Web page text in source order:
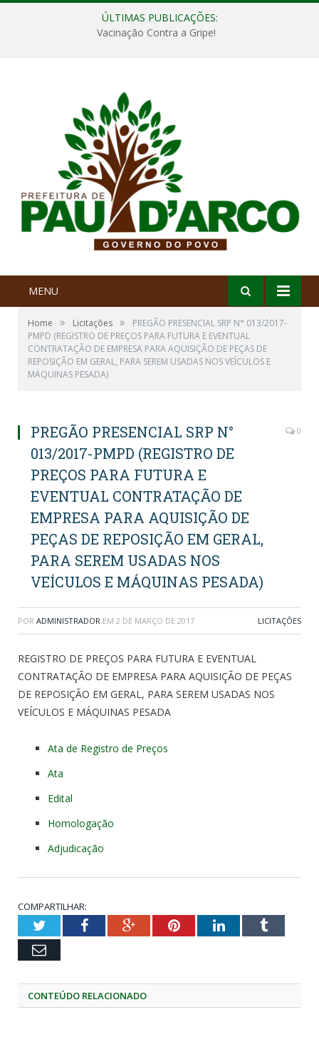
ÚLTIMAS PUBLICAÇÕES:
Vacinação Contra a Gripe!
MENU
Home » Licitações »
PREGÃO PRESENCIAL SRP N° 013/2017-
PMPD (REGISTRO DE PREÇOS PARA FUTURA E EVENTUAL
CONTRATAÇÃO DE EMPRESA PARA AQUISIÇÃO DE PEÇAS DE
REPOSIÇÃO EM GERAL, PARA SEREM USADAS NOS VEÍCULOS E
MÁQUINAS PESADA)
PREGÃO PRESENCIAL SRP N°
013/2017-PMPD (REGISTRO DE
PREÇOS PARA FUTURA E
EVENTUAL CONTRATAÇÃO DE
EMPRESA PARA AQUISIÇÃO DE
PEÇAS DE REPOSIÇÃO EM GERAL,
PARA SEREM USADAS NOS
VEÍCULOS E MÁQUINAS PESADA)
0
POR ADMINISTRADOR EM 2 DE MARÇO DE 2017 LICITAÇÕES
REGISTRO DE PREÇOS PARA FUTURA E EVENTUAL
CONTRATAÇÃO DE EMPRESA PARA AQUISIÇÃO DE PEÇAS
DE REPOSIÇÃO EM GERAL, PARA SEREM USADAS NOS
VEÍCULOS E MÁQUINAS PESADA
Ata de Registro de Preços
Ata
Edital
Homologação
Adjudicação
COMPARTILHAR:
TwitterFacebookGoogle+PinterestLinkedInTumblr
Email
CONTEÚDO RELACIONADO